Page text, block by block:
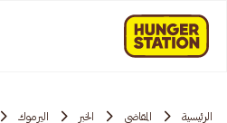
الرئيسية المقاضي الخبر اليرموك